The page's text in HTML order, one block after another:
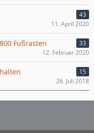
43
11. April 2020
Fußrasten
33
12. Februar 2020
15
26. Juli 2018